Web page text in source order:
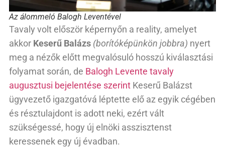
Az álommeló Balogh Leventével
Tavaly volt először képernyőn a reality, amelyet
akkor Keserű Balázs (borítóképünkön jobbra) nyert
meg a nézők előtt megvalósuló hosszú kiválasztási
folyamat során, de Balogh Levente tavaly
augusztusi bejelentése szerint Keserű Balázst
ügyvezető igazgatóvá léptette elő az egyik cégében
és résztulajdont is adott neki, ezért vált
szükségessé, hogy új elnöki asszisztenst
keressenek egy új évadban.